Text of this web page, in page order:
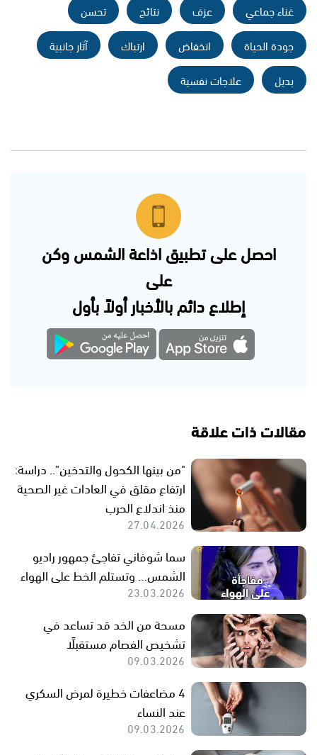
غناء جماعي عزف نتائج
تحسن
جودة الحياة
انخفاض ارتباك
آثار جانبية
بديل
علاجات نفسية
احصل على تطبيق اذاعة الشمس وكن
على
إطلاع دائم بالأخبار أولاً بأول
مقالات ذات علاقة
"من بينها الكحول والتدخين".. دراسة:
ارتفاع مقلق في العادات غير الصحية
منذ اندلاع الحرب
27.04.2026
سما شوفاني تفاجئ جمهور راديو
الشمس… وتستلم الخط على الهواء
23.03.2026
مسحة من الخد قد تساعد في
تشخيص الفصام مستقبلًا
09.03.2026
4 مضاعفات خطيرة لمرض السكري
عند النساء
09.03.2026